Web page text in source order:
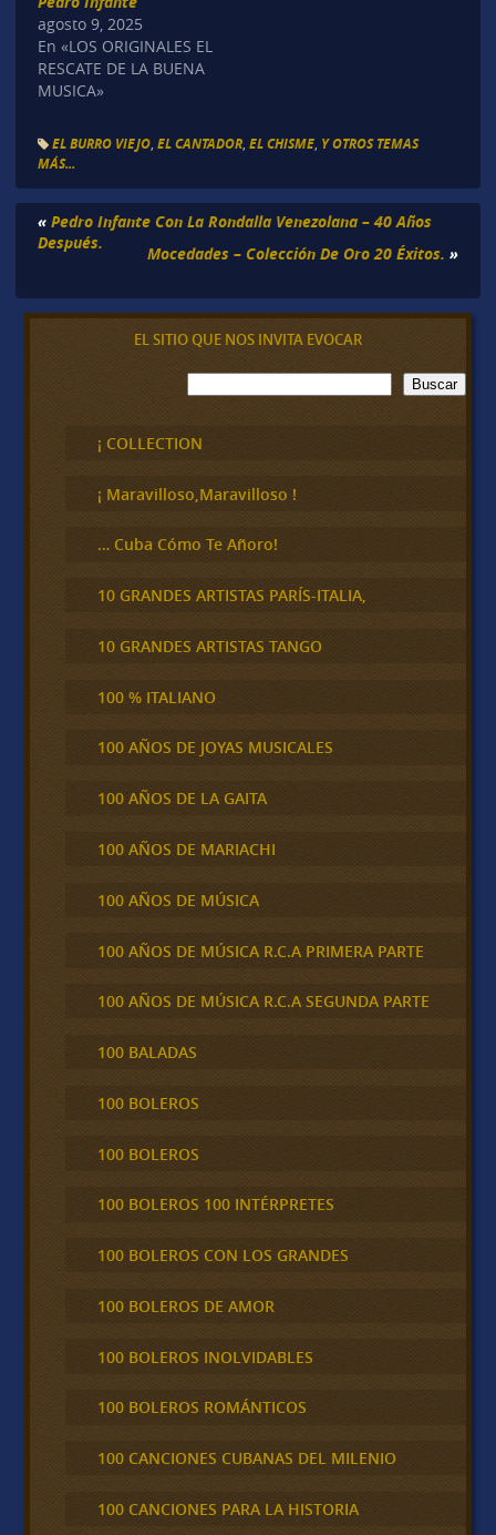
agosto 9, 2025
En «LOS ORIGINALES EL
RESCATE DE LA BUENA
MUSICA»
EL BURRO VIEJO, EL CANTADOR, EL CHISME, Y OTROS TEMAS
MÁS...
« Pedro Infante Con La Rondalla Venezolana – 40 Años
Después.
Mocedades – Colección De Oro 20 Éxitos. »
EL SITIO QUE NOS INVITA EVOCAR
B
u
c
a
Buscar
¡ COLLECTION
¡ Maravilloso,Maravilloso !
… Cuba Cómo Te Añoro!
10 GRANDES ARTISTAS PARÍS-ITALIA,
10 GRANDES ARTISTAS TANGO
100 % ITALIANO
100 AÑOS DE JOYAS MUSICALES
100 AÑOS DE LA GAITA
100 AÑOS DE MARIACHI
100 AÑOS DE MÚSICA
100 AÑOS DE MÚSICA R.C.A PRIMERA PARTE
100 AÑOS DE MÚSICA R.C.A SEGUNDA PARTE
100 BALADAS
100 BOLEROS
100 BOLEROS
100 BOLEROS 100 INTÉRPRETES
100 BOLEROS CON LOS GRANDES
100 BOLEROS DE AMOR
100 BOLEROS INOLVIDABLES
100 BOLEROS ROMÁNTICOS
100 CANCIONES CUBANAS DEL MILENIO
100 CANCIONES PARA LA HISTORIA